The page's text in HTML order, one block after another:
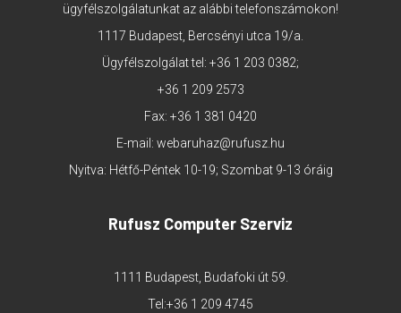
ügyfélszolgálatunkat az alábbi telefonszámokon!
1117 Budapest, Bercsényi utca 19/a.
Ügyfélszolgálat tel: +36 1 203 0382;
+36 1 209 2573
Fax: +36 1 381 0420
E-mail: webaruhaz@rufusz.hu
Nyitva: Hétfő-Péntek 10-19; Szombat 9-13 óráig
Rufusz Computer Szerviz
1111 Budapest, Budafoki út 59.
Tel:+36 1 209 4745